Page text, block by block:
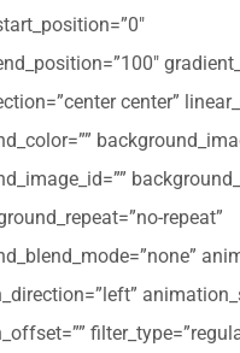
center”
repeat”